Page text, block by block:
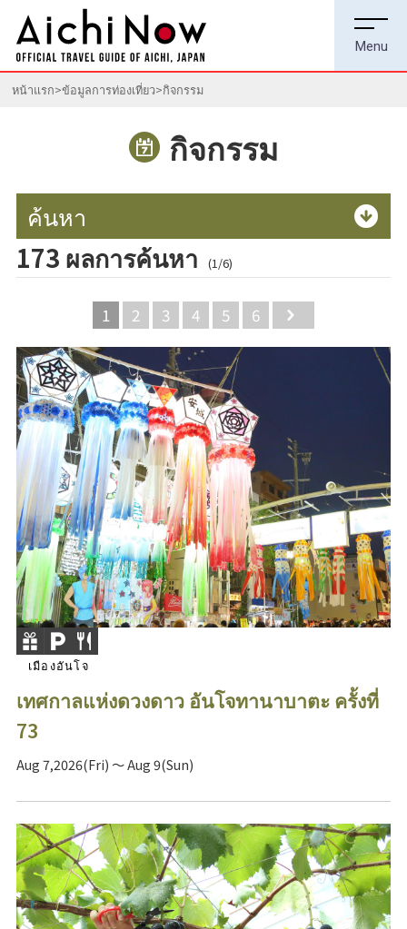
หน้าแรก ข้อมูลการท่องเที่ยว กิจกรรม
กิจกรรม
ค้นหา
173 ผลการค้นหา (1/6)
1 2 3 4 5 6
เมืองอันโจ
เทศกาลแห่งดวงดาว อันโจทานาบาตะ ครั้งที่
73
Aug 7,2026(Fri) ～ Aug 9(Sun)